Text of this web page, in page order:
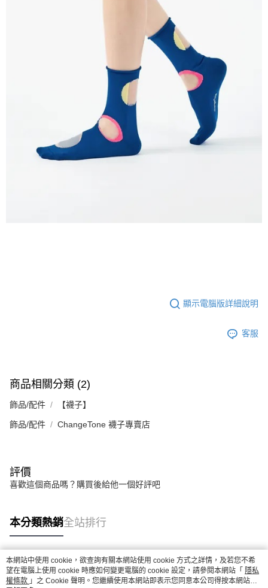
顯示電腦版詳細說明
客服
商品相關分類 (2)
飾品/配件 【襪子】
飾品/配件 ChangeTone 襪子專賣店
評價
喜歡這個商品嗎？購買後給他一個好評吧
本分類熱銷全站排行
熱門標籤
本網站中使用 cookie，欲查詢有關本網站使用 cookie 方式之詳情，及若您不希
望在電腦上使用 cookie 時應如何變更電腦的 cookie 設定，請參閱本網站「 隱私
權條款 」之 Cookie 聲明。您繼續使用本網站即表示您同意本公司得按本網站使